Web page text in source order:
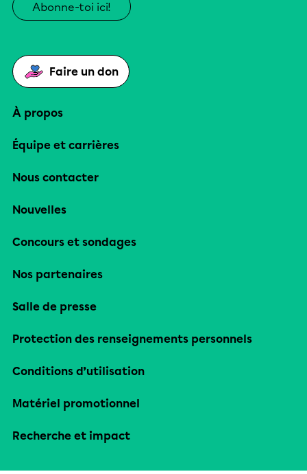
Abonne-toi ici!
Faire un don
À propos
Équipe et carrières
Nous contacter
Nouvelles
Concours et sondages
Nos partenaires
Salle de presse
Protection des renseignements personnels
Conditions d’utilisation
Matériel promotionnel
Recherche et impact